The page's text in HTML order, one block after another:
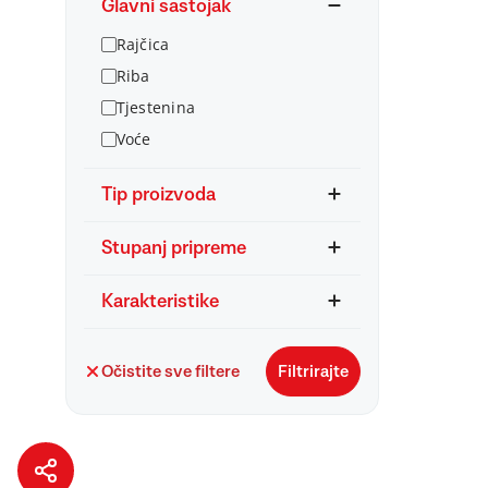
Glavni sastojak
Rajčica
Riba
Tjestenina
Voće
Tip proizvoda
Stupanj pripreme
Karakteristike
Očistite sve filtere Filtrirajte